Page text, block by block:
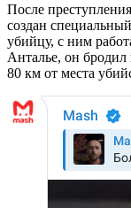
После
создан
убийцу, с ним
Анталье, он
80 км от места